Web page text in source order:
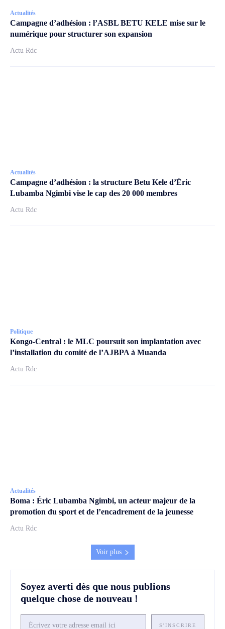
Actualités
Campagne d’adhésion : l’ASBL BETU KELE mise sur le
numérique pour structurer son expansion
Actu Rdc
Actualités
Campagne d’adhésion : la structure Betu Kele d’Éric
Lubamba Ngimbi vise le cap des 20 000 membres
Actu Rdc
Politique
Kongo-Central : le MLC poursuit son implantation avec
l’installation du comité de l’AJBPA à Muanda
Actu Rdc
Actualités
Boma : Éric Lubamba Ngimbi, un acteur majeur de la
promotion du sport et de l’encadrement de la jeunesse
Actu Rdc
Voir plus
Soyez averti dès que nous publions
quelque chose de nouveau !
S'INSCRIRE